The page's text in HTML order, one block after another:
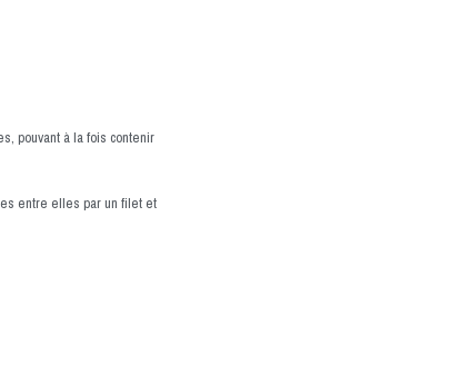
pouvant à la fois contenir
entre elles par un filet et